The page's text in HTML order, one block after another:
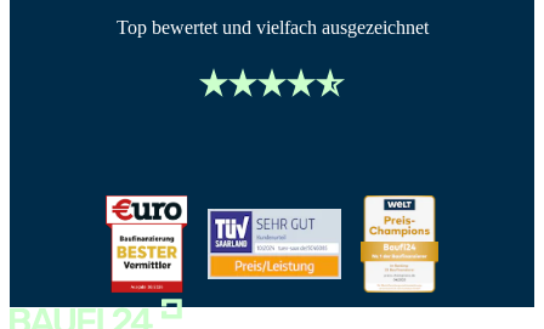
Top bewertet und vielfach ausgezeichnet